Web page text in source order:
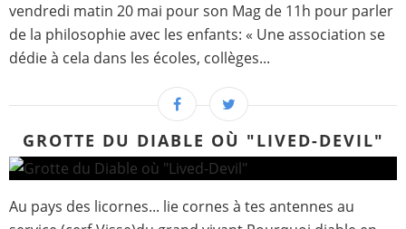
vendredi matin 20 mai pour son Mag de 11h pour parler
de la philosophie avec les enfants: « Une association se
dédie à cela dans les écoles, collèges...
GROTTE DU DIABLE OÙ "LIVED-DEVIL"
Au pays des licornes... lie cornes à tes antennes au